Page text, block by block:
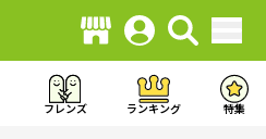
フレンズ ランキング 特集